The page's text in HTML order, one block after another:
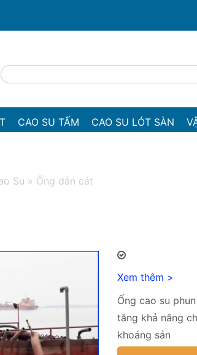
CAO SU TẤM CAO SU LÓT SÀN
Su » Ống dẫn cát
Xem thêm >
Ống cao su
tăng khả năng
khoáng sản